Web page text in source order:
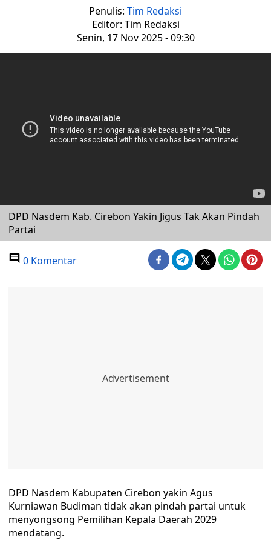
Penulis: Tim Redaksi
Editor: Tim Redaksi
Senin, 17 Nov 2025 - 09:30
DPD Nasdem Kab. Cirebon Yakin Jigus Tak Akan Pindah
Partai
0 Komentar
DPD Nasdem Kabupaten Cirebon yakin Agus
Kurniawan Budiman tidak akan pindah partai untuk
menyongsong Pemilihan Kepala Daerah 2029
mendatang.